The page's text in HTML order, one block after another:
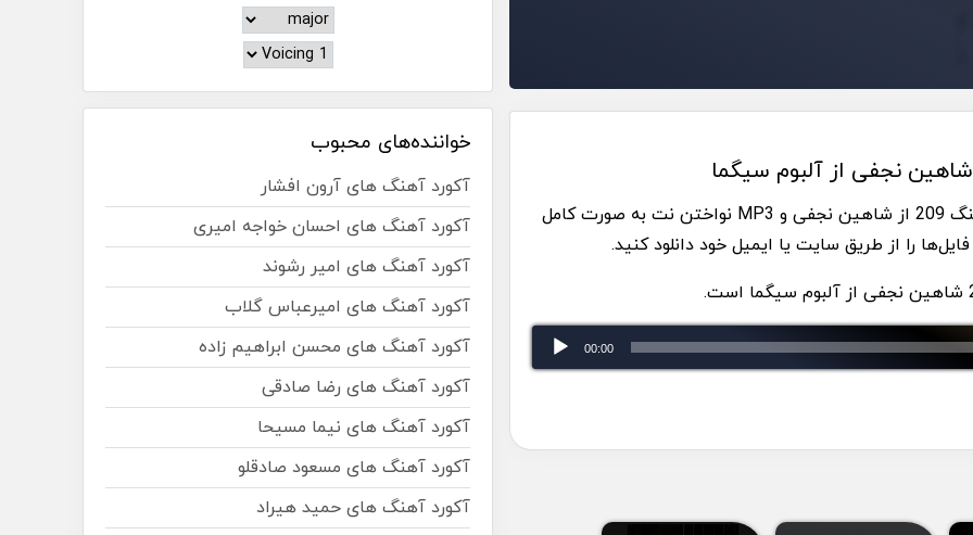
این پکیج، حاوی ۲ فایل با فرمت PDF از نت کامل آهنگ 209 از شاهین نجفی و MP3 نواختن نت به صورت کامل
را از طریق سایت یا ایمیل خود دانلود کنید.
00:00
خواننده‌های محبوب
آکورد آهنگ های آرون افشار
آکورد آهنگ های احسان خواجه امیری
آکورد آهنگ های امیر رشوند
آکورد آهنگ های امیرعباس گلاب
آکورد آهنگ های محسن ابراهیم زاده
آکورد آهنگ های رضا صادقی
آکورد آهنگ های نیما مسیحا
آکورد آهنگ های مسعود صادقلو
آکورد آهنگ های حمید هیراد